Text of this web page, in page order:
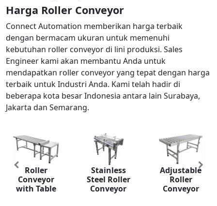
Harga Roller Conveyor
Connect Automation memberikan harga terbaik
dengan bermacam ukuran untuk memenuhi
kebutuhan roller conveyor di lini produksi. Sales
Engineer kami akan membantu Anda untuk
mendapatkan roller conveyor yang tepat dengan harga
terbaik untuk Industri Anda. Kami telah hadir di
beberapa kota besar Indonesia antara lain Surabaya,
Jakarta dan Semarang.
Power
Stainless
Steel Roller
Conveyor
Adjustable
Conveyor
Previous Next